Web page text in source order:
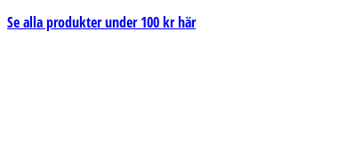
Se alla produkter under 100 kr här